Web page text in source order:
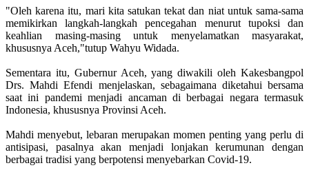
"Oleh karena itu, mari kita satukan tekat dan niat untuk sama-sama
memikirkan langkah-langkah pencegahan menurut tupoksi dan
keahlian masing-masing untuk menyelamatkan masyarakat,
khususnya Aceh,"tutup Wahyu Widada.
Sementara itu, Gubernur Aceh, yang diwakili oleh Kakesbangpol
Drs. Mahdi Efendi menjelaskan, sebagaimana diketahui bersama
saat ini pandemi menjadi ancaman di berbagai negara termasuk
Indonesia, khususnya Provinsi Aceh.
Mahdi menyebut, lebaran merupakan momen penting yang perlu di
antisipasi, pasalnya akan menjadi lonjakan kerumunan dengan
berbagai tradisi yang berpotensi menyebarkan Covid-19.